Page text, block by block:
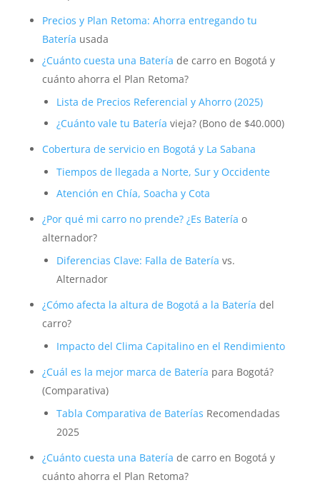
Precios y Plan Retoma: Ahorra entregando tu
Batería usada
¿Cuánto cuesta una Batería de carro en Bogotá y
cuánto ahorra el Plan Retoma?
Lista de Precios Referencial y Ahorro (2025)
¿Cuánto vale tu Batería vieja? (Bono de $40.000)
Cobertura de servicio en Bogotá y La Sabana
Tiempos de llegada a Norte, Sur y Occidente
Atención en Chía, Soacha y Cota
¿Por qué mi carro no prende? ¿Es Batería o
alternador?
Diferencias Clave: Falla de Batería vs.
Alternador
¿Cómo afecta la altura de Bogotá a la Batería del
carro?
Impacto del Clima Capitalino en el Rendimiento
¿Cuál es la mejor marca de Batería para Bogotá?
(Comparativa)
Tabla Comparativa de Baterías Recomendadas
2025
¿Cuánto cuesta una Batería de carro en Bogotá y
cuánto ahorra el Plan Retoma?